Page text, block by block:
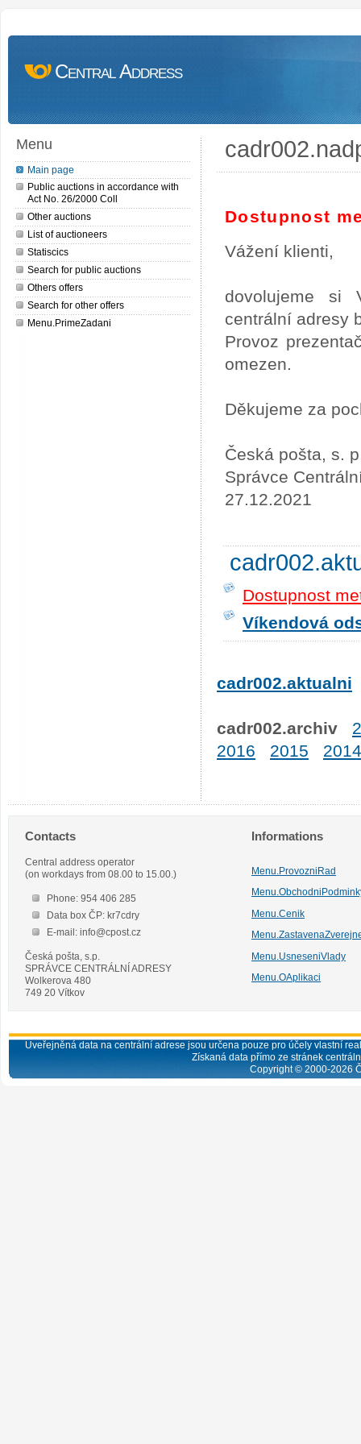
Central Address
Menu
Main page
Public auctions in accordance with
Act No. 26/2000 Coll
Other auctions
List of auctioneers
Statiscics
Search for public auctions
Others offers
Search for other offers
Menu.PrimeZadani
Dostupnost
Vážení klienti,
dovolujeme si
centrální adresy
Provoz
omezen.
Děkujeme za
Česká pošta, s.
Správce
27.12.2021
Dostupnost
Víkendová
cadr002.aktualni
cadr002.archiv
2016
2015 2014
Contacts
Central address operator
(on workdays from 08.00 to 15.00.)
Phone: 954 406 285
Data box ČP: kr7cdry
E-mail: info@cpost.cz
Česká pošta, s.p.
SPRÁVCE CENTRÁLNÍ ADRESY
Wolkerova 480
749 20 Vítkov
Informations
Menu.ProvozniRad
Menu.Cenik
Menu.UsneseniVlady
Menu.OAplikaci
Uveřejněná data na centrální adrese jsou určena pouze pro účely vlastní
Získaná data přímo ze stránek
Copyright © 2000-2026